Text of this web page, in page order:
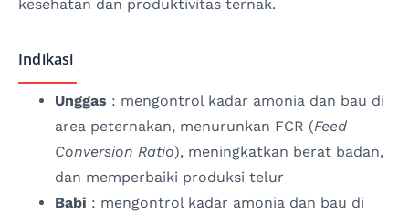
kesehatan dan produktivitas ternak.
Indikasi
Unggas : mengontrol kadar amonia dan bau di
area peternakan, menurunkan FCR (Feed
Conversion Ratio), meningkatkan berat badan,
dan memperbaiki produksi telur
Babi : mengontrol kadar amonia dan bau di